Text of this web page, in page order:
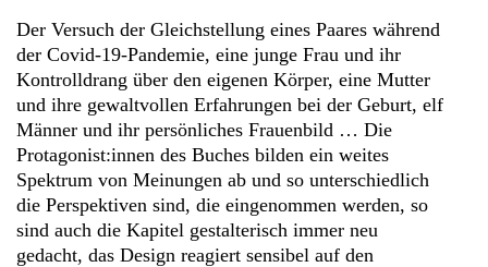
Der Versuch der Gleichstellung eines Paares während
der Covid-19-Pandemie, eine junge Frau und ihr
Kontrolldrang über den eigenen Körper, eine Mutter
und ihre gewaltvollen Erfahrungen bei der Geburt, elf
Männer und ihr persönliches Frauenbild … Die
Protagonist:innen des Buches bilden ein weites
Spektrum von Meinungen ab und so unterschiedlich
die Perspektiven sind, die eingenommen werden, so
sind auch die Kapitel gestalterisch immer neu
gedacht, das Design reagiert sensibel auf den